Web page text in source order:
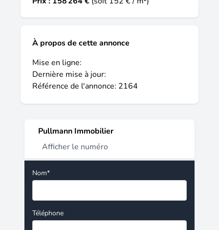
À propos de cette annonce
Mise en ligne:
Dernière mise à jour:
Référence de l'annonce: 2164
Pullmann Immobilier
Afficher le numéro
Nom*
Téléphone